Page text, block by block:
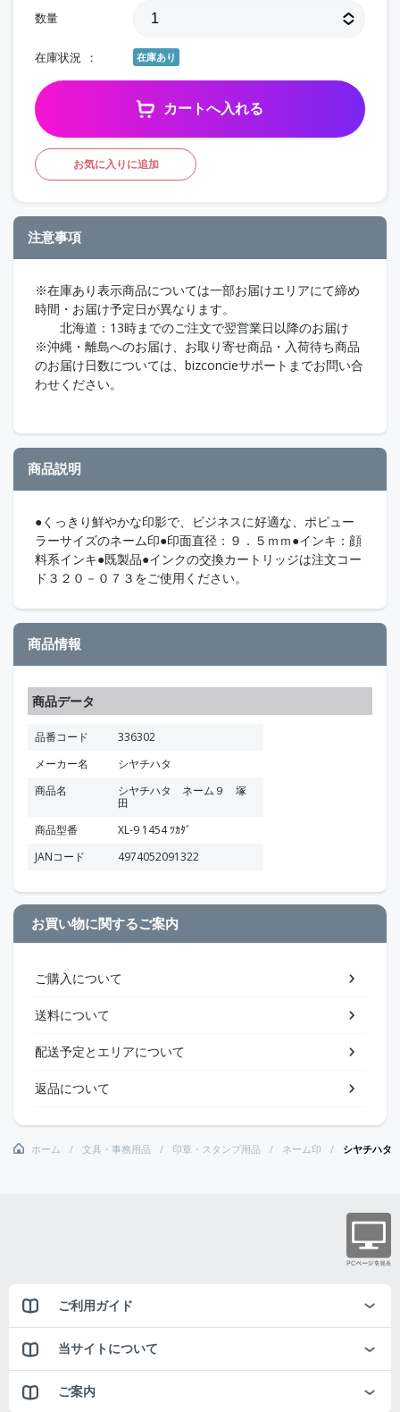
数量
在庫状況 在庫あり
カートへ入れる
お気に入りに追加
注意事項
※在庫あり表示商品については一部お届けエリアにて締め
時間・お届け予定日が異なります。
北海道：13時までのご注文で翌営業日以降のお届け
※沖縄・離島へのお届け、お取り寄せ商品・入荷待ち商品
のお届け日数については、bizconcieサポートまでお問い合
わせください。
商品説明
●くっきり鮮やかな印影で、ビジネスに好適な、ポピュー
ラーサイズのネーム印●印面直径：９．５ｍｍ●インキ：顔
料系インキ●既製品●インクの交換カートリッジは注文コー
ド３２０－０７３をご使用ください。
商品情報
商品データ
品番コード
336302
メーカー名
シヤチハタ
商品名
シヤチハタ ネーム９ 塚
田
商品型番
XL-9 1454 ﾂｶﾀﾞ
JANコード
4974052091322
お買い物に関するご案内
ご購入について
送料について
配送予定とエリアについて
返品について
ホーム 文具・事務用品 印章・スタンプ用品 ネーム印 シヤチハ
ご利用ガイド
当サイトについて
ご案内